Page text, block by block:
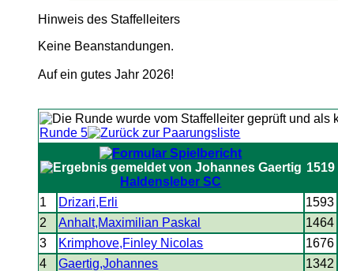
Hinweis des Staffelleiters
Keine Beanstandungen.
Auf ein gutes Jahr 2026!
Runde 5
Haldensleber SC
1519
1 Drizari,Erli 1593
2
Anhalt,Maximilian Paskal 1464
3
Krimphove,Finley Nicolas 1676
4
Gaertig,Johannes 1342